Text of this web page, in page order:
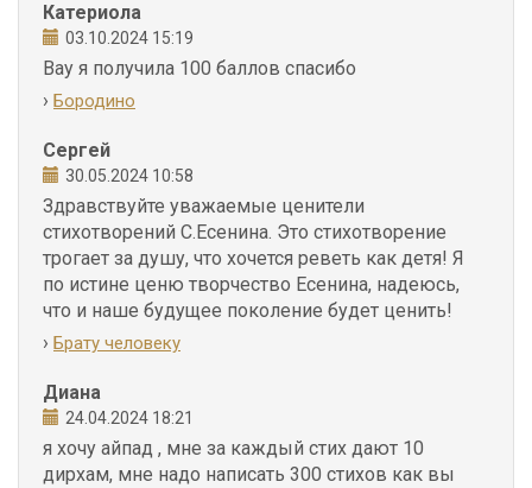
Катериола
03.10.2024 15:19
Вау я получила 100 баллов спасибо
› Бородино
Сергей
30.05.2024 10:58
Здравствуйте уважаемые ценители
стихотворений С.Есенина. Это стихотворение
трогает за душу, что хочется реветь как детя! Я
по истине ценю творчество Есенина, надеюсь,
что и наше будущее поколение будет ценить!
› Брату человеку
Диана
24.04.2024 18:21
я хочу айпад , мне за каждый стих дают 10
дирхам, мне надо написать 300 стихов как вы